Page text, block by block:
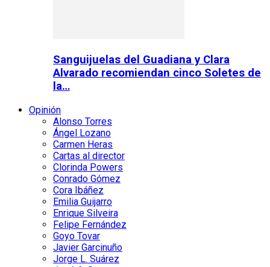
Sanguijuelas del Guadiana y Clara
Alvarado recomiendan cinco Soletes de
la…
Opinión
Alonso Torres
Ángel Lozano
Carmen Heras
Cartas al director
Clorinda Powers
Conrado Gómez
Cora Ibáñez
Emilia Guijarro
Enrique Silveira
Felipe Fernández
Goyo Tovar
Javier Garcinuño
Jorge L. Suárez